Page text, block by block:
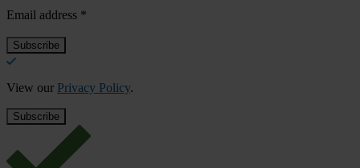
Email address *
View our Privacy Policy.